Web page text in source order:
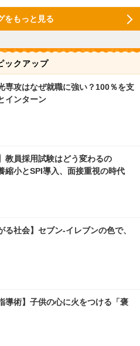
をもっと見る
ックアップ
専攻はなぜ就職に強い？100％を支
インターン
教員採用試験はどう変わるの
小とSPI導入、面接重視の時代
る社会】セブン‐イレブンの色で、
導術】子供の心に火をつける「褒